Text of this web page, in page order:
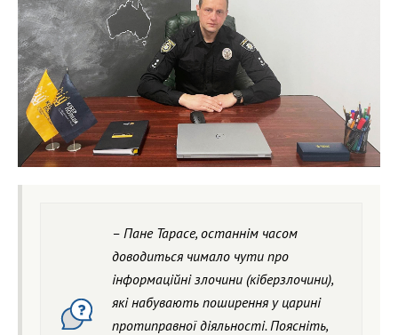
– Пане Тарасе, останнім часом
доводиться чимало чути про
інформаційні злочини (кіберзлочини),
які набувають поширення у царині
протиправної діяльності. Поясніть,